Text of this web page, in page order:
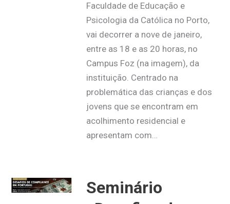
Faculdade de Educação e
Psicologia da Católica no Porto,
vai decorrer a nove de janeiro,
entre as 18 e as 20 horas, no
Campus Foz (na imagem), da
instituição. Centrado na
problemática das crianças e dos
jovens que se encontram em
acolhimento residencial e
apresentam com…
Seminário